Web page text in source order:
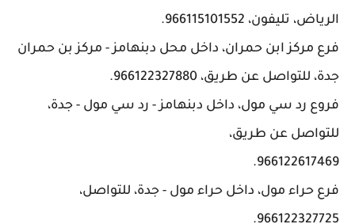
الرياض، تليفون، 966115101552.
فرع مركز ابن حمران، داخل محل دبنهامز - مركز بن حمران
جدة، للتواصل عن طريق، 966122327880.
فروع رد سي مول، داخل دبنهامز - رد سي مول - جدة،
للتواصل عن طريق،
966122617469.
فرع حراء مول، داخل حراء مول - جدة، للتواصل،
966122327725.